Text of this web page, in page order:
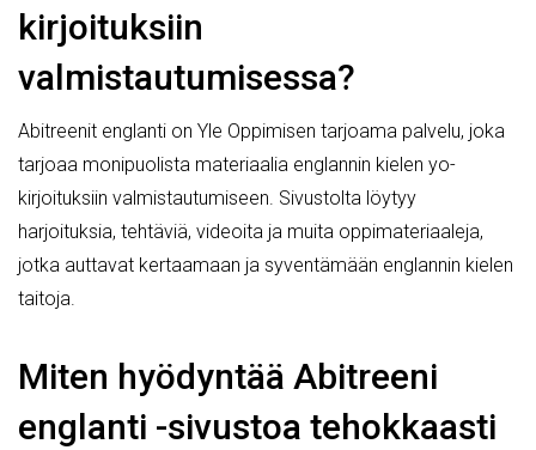
kirjoituksiin
valmistautumisessa?
Abitreenit englanti on Yle Oppimisen tarjoama palvelu, joka
tarjoaa monipuolista materiaalia englannin kielen yo-
kirjoituksiin valmistautumiseen. Sivustolta löytyy
harjoituksia, tehtäviä, videoita ja muita oppimateriaaleja,
jotka auttavat kertaamaan ja syventämään englannin kielen
taitoja.
Miten hyödyntää Abitreeni
englanti -sivustoa tehokkaasti